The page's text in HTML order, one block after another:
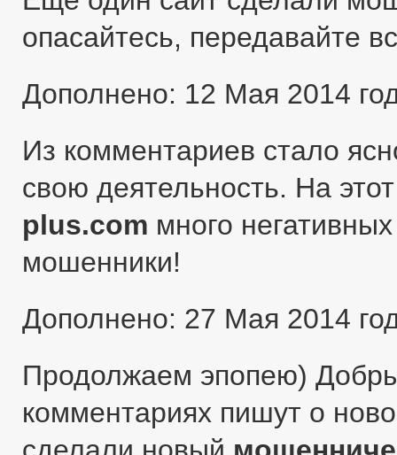
опасайтесь, передавайте
Дополнено: 12 Мая 2014
Из комментариев стало
свою деятельность. На
plus.com много
мошенники!
Дополнено: 27 Мая 2014
Продолжаем эпопею)
комментариях пишут о